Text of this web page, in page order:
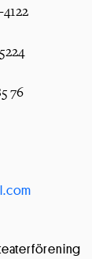
76